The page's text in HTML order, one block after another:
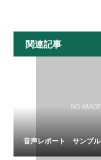
関連記事
音声レポート サンプル